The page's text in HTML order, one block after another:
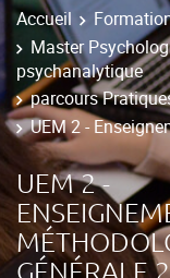
Accueil
Master
psychanalytique
parcours
UEM 2 -
UEM 2 -
GÉNÉRALE 2